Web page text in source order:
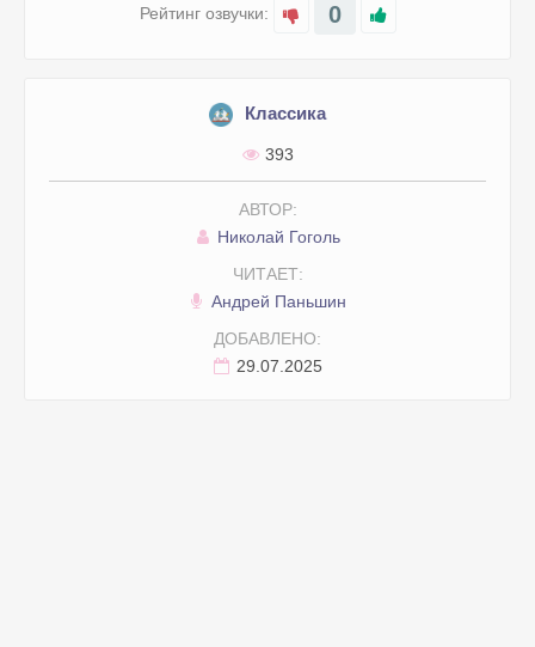
Рейтинг озвучки: 0
Классика
393
АВТОР:
Николай Гоголь
ЧИТАЕТ:
Андрей Паньшин
ДОБАВЛЕНО:
29.07.2025